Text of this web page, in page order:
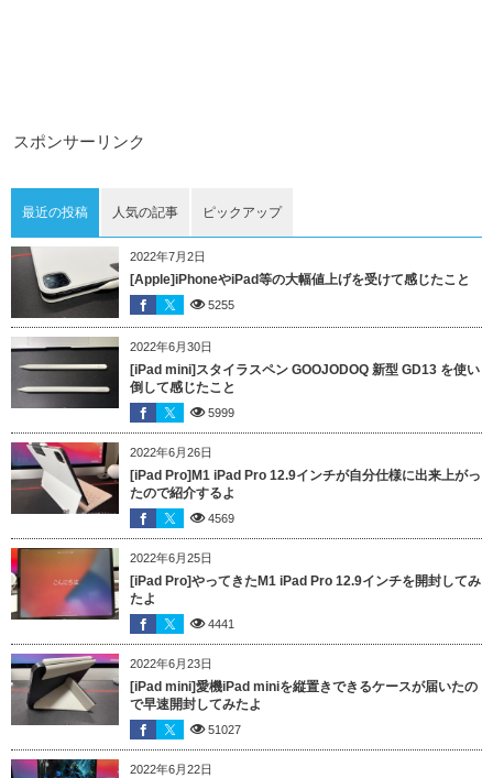
スポンサーリンク
最近の投稿 人気の記事 ピックアップ
2022年7月2日
[Apple]iPhoneやiPad等の大幅値上げを受けて感じたこと
5255
2022年6月30日
[iPad mini]スタイラスペン GOOJODOQ 新型 GD13 を使い
倒して感じたこと
5999
2022年6月26日
[iPad Pro]M1 iPad Pro 12.9インチが自分仕様に出来上がっ
たので紹介するよ
4569
2022年6月25日
[iPad Pro]やってきたM1 iPad Pro 12.9インチを開封してみ
たよ
4441
2022年6月23日
[iPad mini]愛機iPad miniを縦置きできるケースが届いたの
で早速開封してみたよ
51027
2022年6月22日